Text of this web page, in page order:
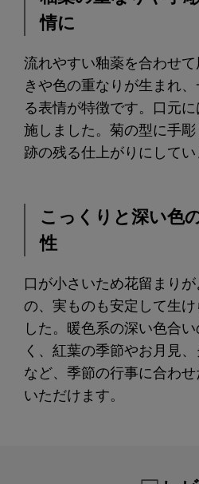
情に
流れやすい釉薬を合わせ
きや色の重なりが生まれ
る表情が特徴です。口元
施しました。菊の型に手
跡の残る仕上がりにしてい
こっくりと深い色
性
口が小さいため花留まり
の、実ものも安定して生
した。暖色系の深い色合
く、紅葉の季節やお月見
など、季節の行事に合わ
いただけます。